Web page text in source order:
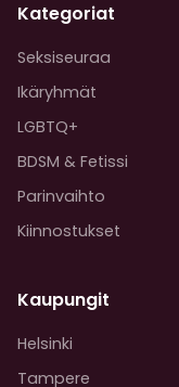
Kategoriat
Seksiseuraa
Ikäryhmät
LGBTQ+
BDSM & Fetissi
Parinvaihto
Kiinnostukset
Kaupungit
Helsinki
Tampere